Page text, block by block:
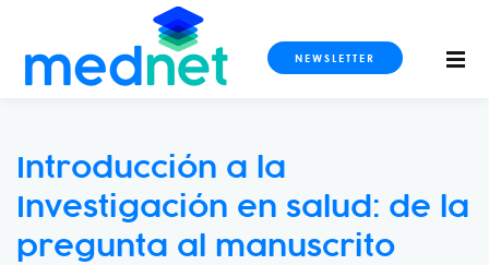
NEWSLETTER
CURSOS
Introducción a la
Investigación en salud: de la
pregunta al manuscrito